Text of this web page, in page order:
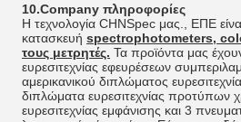
10.Company πληροφορίες
Η τεχνολογία CHNSpec μας., ΕΠΕ
κατασκευή spectrophotometers,
τους μετρητές. Τα προϊόντα μας
ευρεσιτεχνίας εφευρέσεων
αμερικανικού διπλώματος
διπλώματα ευρεσιτεχνίας προτύπων
ευρεσιτεχνίας εμφάνισης και 3